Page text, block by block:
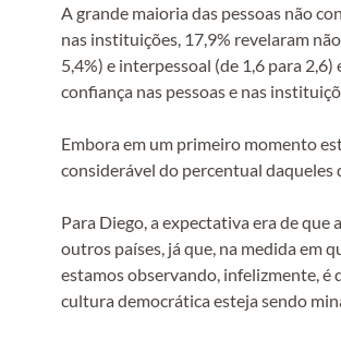
A grande maioria das pessoas não
nas instituições, 17,9% revelaram
5,4%) e interpessoal (de 1,6 para
confiança nas pessoas e nas
Embora em um primeiro momento
considerável do percentual daqueles
Para Diego, a expectativa era de
outros países, já que, na medida em
estamos observando, infelizmente, é
cultura democrática esteja sendo